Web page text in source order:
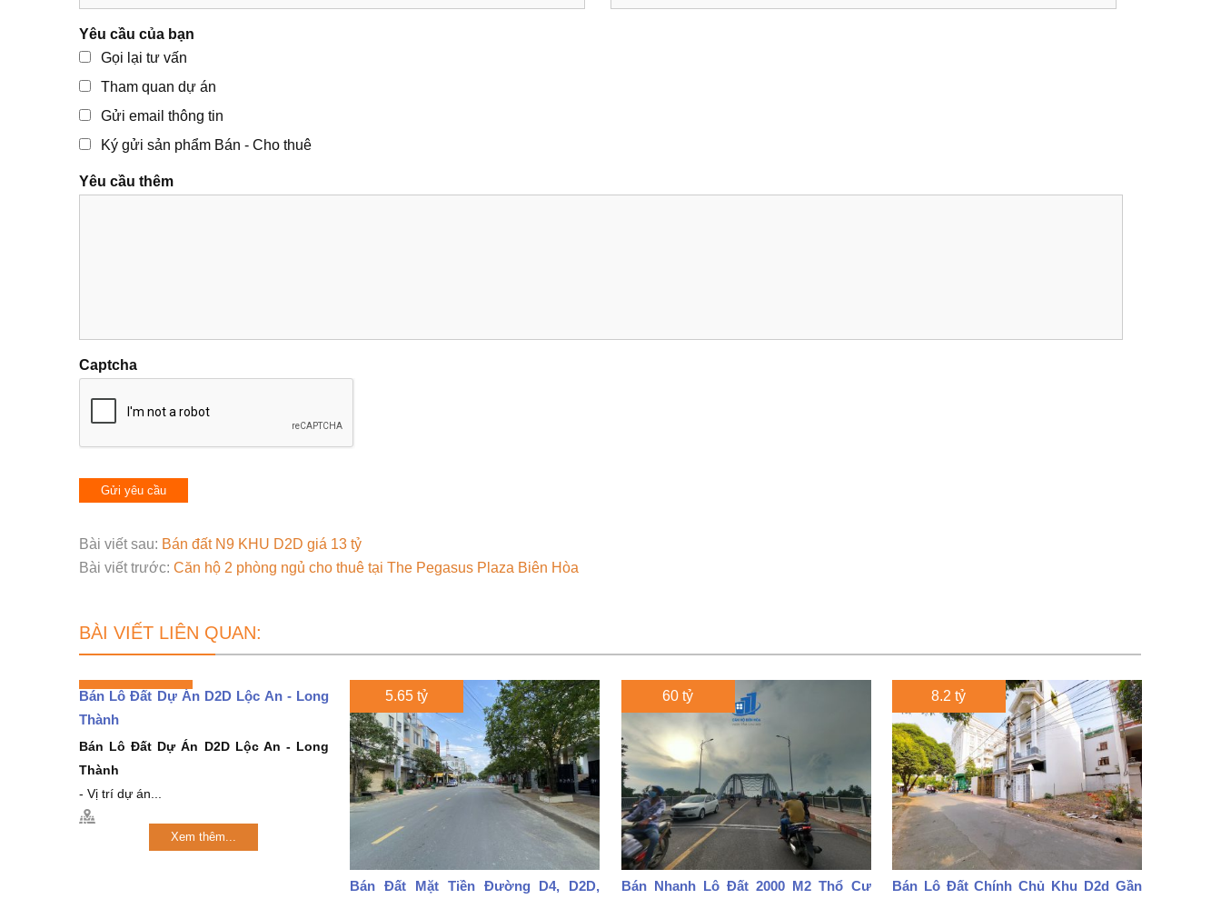
Yêu cầu của bạn
Gọi lại tư vấn
Tham quan dự án
Gửi email thông tin
Ký gửi sản phẩm Bán - Cho thuê
Yêu cầu thêm
Captcha
Bài viết sau: Bán đất N9 KHU D2D giá 13 tỷ
Bài viết trước: Căn hộ 2 phòng ngủ cho thuê tại The Pegasus Plaza Biên Hòa
BÀI VIẾT LIÊN QUAN:
Bán Lô Đất Dự Án D2D Lộc An - Long
Thành
Bán Lô Đất Dự Án D2D Lộc An - Long
Thành
- Vị trí dự án...
Xem thêm...
5.65 tỷ
Bán Đất Mặt Tiền Đường D4, D2D,
60 tỷ
Bán Nhanh Lô Đất 2000 M2 Thổ Cư
8.2 tỷ
Bán Lô Đất Chính Chủ Khu D2d Gần